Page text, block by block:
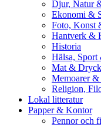
Djur, Natur
Ekonomi &
Foto, Konst
Hantverk &
Historia
Hälsa,
Mat & Dryck
Memoarer
Religion,
Lokal litteratur
Papper & Kontor
Pennor och